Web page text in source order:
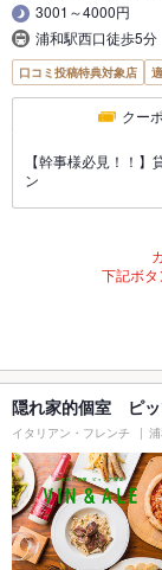
3001～4000円
浦和駅西口徒歩5分
口コミ投稿特典対象店
クー
【幹事様必見！！
ン
下記ボタ
隠れ家的個室 ピ
イタリアン・フレンチ